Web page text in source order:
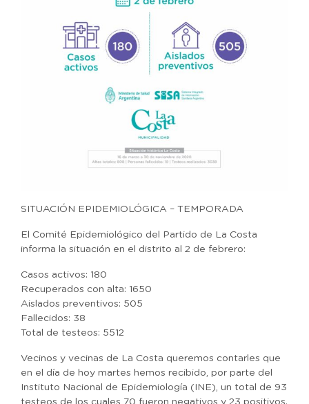
SITUACIÓN EPIDEMIOLÓGICA – TEMPORADA
El Comité Epidemiológico del Partido de La Costa
informa la situación en el distrito al 2 de febrero:
Casos activos: 180
Recuperados con alta: 1650
Aislados preventivos: 505
Fallecidos: 38
Total de testeos: 5512
Vecinos y vecinas de La Costa queremos contarles que
en el día de hoy martes hemos recibido, por parte del
Instituto Nacional de Epidemiología (INE), un total de 93
testeos de los cuales 70 fueron negativos y 23 positivos.